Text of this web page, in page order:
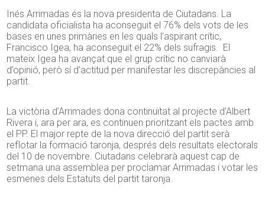
Inés Arrimadas és la nova presidenta de Ciutadans. La
candidata oficialista ha aconseguit el 76% dels vots de les
bases en unes primàries en les quals l’aspirant crític,
Francisco Igea, ha aconseguit el 22% dels sufragis. El
mateix Igea ha avançat que el grup crític no canviarà
d’opinió, però sí d’actitud per manifestar les discrepàncies al
partit.
La victòria d’Arrimades dona continuïtat al projecte d’Albert
Rivera i, ara per ara, es continuen prioritzant els pactes amb
el PP. El major repte de la nova direcció del partit serà
reflotar la formació taronja, després dels resultats electorals
del 10 de novembre. Ciutadans celebrarà aquest cap de
setmana una assemblea per proclamar Arrimadas i votar les
esmenes dels Estatuts del partit taronja.